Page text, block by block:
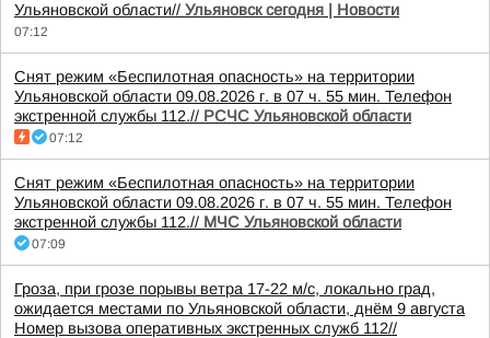
Ульяновской области// Ульяновск сегодня | Новости
07:12
Снят режим «Беспилотная опасность» на территории
Ульяновской области 09.08.2026 г. в 07 ч. 55 мин. Телефон
экстренной службы 112.// РСЧС Ульяновской области
07:12
Снят режим «Беспилотная опасность» на территории
Ульяновской области 09.08.2026 г. в 07 ч. 55 мин. Телефон
экстренной службы 112.// МЧС Ульяновской области
07:09
Гроза, при грозе порывы ветра 17-22 м/с, локально град,
ожидается местами по Ульяновской области, днём 9 августа
Номер вызова оперативных экстренных служб 112//